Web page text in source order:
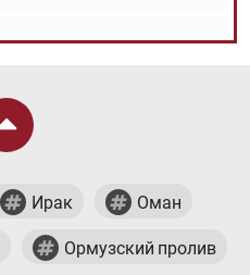
Ирак Оман
Ормузский пролив